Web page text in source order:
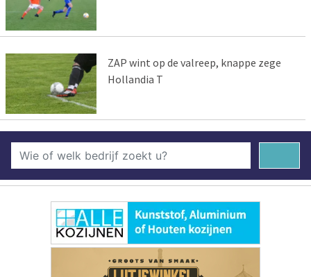
ZAP wint op de valreep, knappe zege
Hollandia T